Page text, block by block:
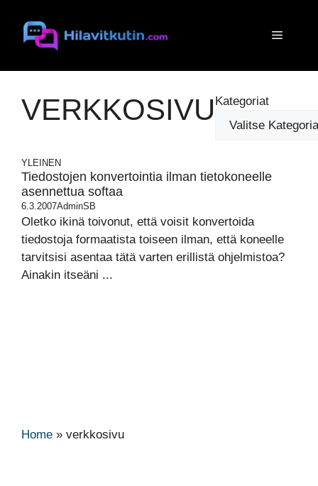
sisältöön
Valikko
VERKKOSIVU Kategoriat
YLEINEN
Tiedostojen konvertointia ilman tietokoneelle
asennettua softaa
6.3.2007AdminSB
Oletko ikinä toivonut, että voisit konvertoida
tiedostoja formaatista toiseen ilman, että koneelle
tarvitsisi asentaa tätä varten erillistä ohjelmistoa?
Ainakin itseäni ...
Home » verkkosivu